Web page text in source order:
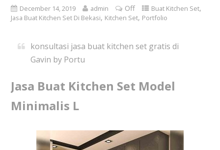
December 14, 2019 admin Off Buat Kitchen Set,
Jasa Buat Kitchen Set Di Bekasi, Kitchen Set, Portfolio
konsultasi jasa buat kitchen set gratis di
Gavin by Portu
Jasa Buat Kitchen Set Model
Minimalis L